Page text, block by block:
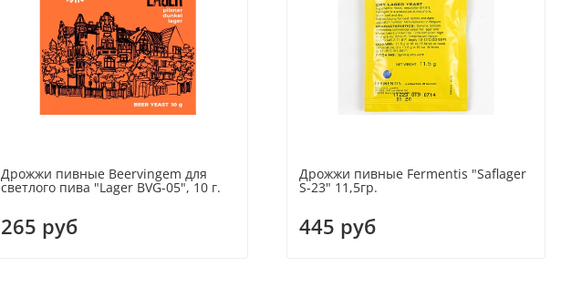
Дрожжи пивные Beervingem для
светлого пива "Lager BVG-05", 10 г.
265 руб
Дрожжи пивные Fermentis "Saflager
S-23" 11,5гр.
445 руб